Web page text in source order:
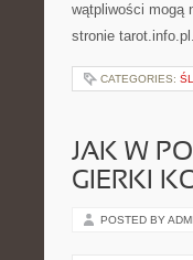
wątpliwości mogą
stronie
CATEGORIES:
JAK W
GIERKI
POSTED BY